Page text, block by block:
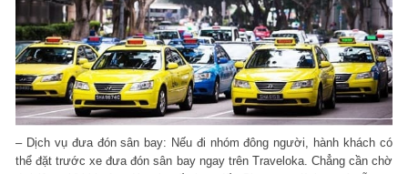
– Dịch vụ đưa đón sân bay: Nếu đi nhóm đông người, hành khách có
thể đặt trước xe đưa đón sân bay ngay trên Traveloka. Chẳng cần chờ